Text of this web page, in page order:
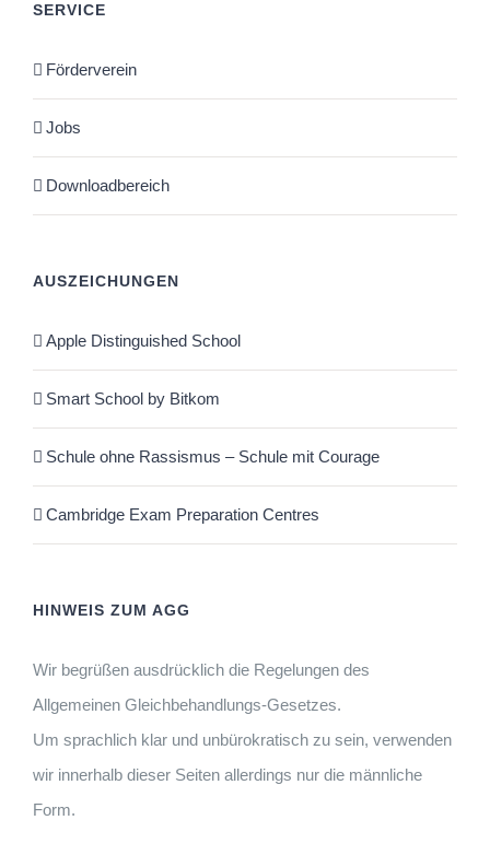
SERVICE
Förderverein
Jobs
Downloadbereich
AUSZEICHUNGEN
Apple Distinguished School
Smart School by Bitkom
Schule ohne Rassismus – Schule mit Courage
Cambridge Exam Preparation Centres
HINWEIS ZUM AGG
Wir begrüßen ausdrücklich die Regelungen des
Allgemeinen Gleichbehandlungs-Gesetzes.
Um sprachlich klar und unbürokratisch zu sein, verwenden
wir innerhalb dieser Seiten allerdings nur die männliche
Form.